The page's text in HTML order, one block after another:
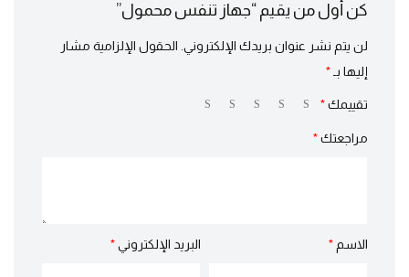
كن أول من يقيم “جهاز تنفس محمول”
لن يتم نشر عنوان بريدك الإلكتروني. الحقول الإلزامية مشار
إليها بـ *
تقييمك*
مراجعتك*
الاسم * البريد الإلكتروني*